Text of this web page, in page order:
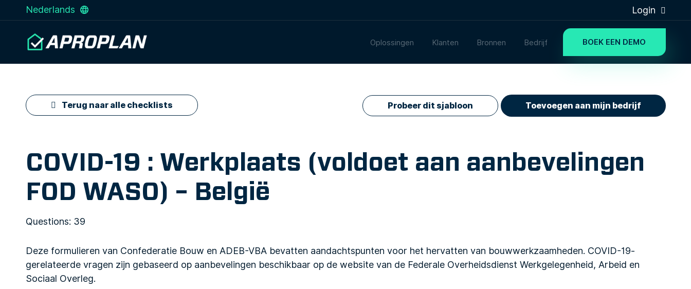
Nederlands Login
Oplossingen Klanten Bronnen Bedrijf BOEK EEN DEMO
Terug naar alle checklists Probeer dit sjabloon Toevoegen aan mijn bedrijf
COVID-19 : Werkplaats (voldoet aan aanbevelingen
FOD WASO) – België
Questions: 39
Deze formulieren van Confederatie Bouw en ADEB-VBA bevatten aandachtspunten voor het hervatten van bouwwerkzaamheden. COVID-19-
gerelateerde vragen zijn gebaseerd op aanbevelingen beschikbaar op de website van de Federale Overheidsdienst Werkgelegenheid, Arbeid en
Sociaal Overleg.